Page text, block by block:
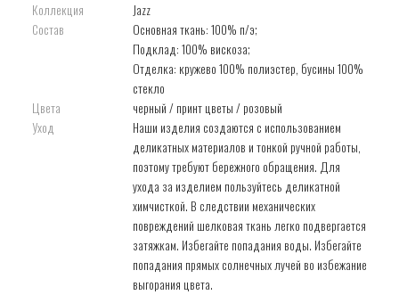
Коллекция
Jazz
Состав
Основная ткань: 100% п/э;
Подклад: 100% вискоза;
Отделка: кружево 100% полиэстер, бусины 100%
стекло
Цвета
черный / принт цветы / розовый
Уход
Наши изделия создаются с использованием
деликатных материалов и тонкой ручной работы,
поэтому требуют бережного обращения. Для
ухода за изделием пользуйтесь деликатной
химчисткой. В следствии механических
повреждений шелковая ткань легко подвергается
затяжкам. Избегайте попадания воды. Избегайте
попадания прямых солнечных лучей во избежание
выгорания цвета.